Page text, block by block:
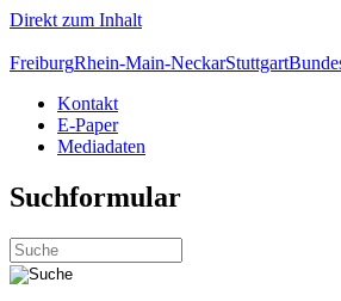
Direkt zum Inhalt
FreiburgRhein-Main-NeckarStuttgart
Kontakt
E-Paper
Mediadaten
Suchformular